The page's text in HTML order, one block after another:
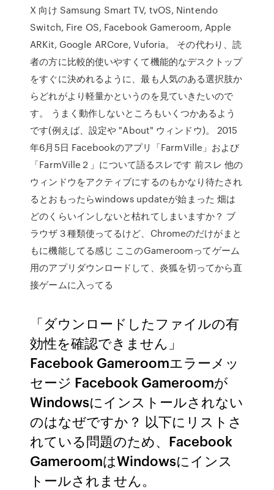
X 向け Samsung Smart TV, tvOS, Nintendo
Switch, Fire OS, Facebook Gameroom, Apple
ARKit, Google ARCore, Vuforia。 その代わり、読
者の方に比較的使いやすくて機能的なデスクトップ
をすぐに決めれるように、最も人気のある選択肢か
らどれがより軽量かというのを見ていきたいので
す。 うまく動作しないところもいくつかあるよう
です(例えば、設定や "About" ウィンドウ)。 2015
年6月5日 Facebookのアプリ「FarmVille」および
「FarmVille２」について語るスレです 前スレ 他の
ウィンドウをアクティブにするのもかなり待たされ
るとおもったらwindows updateが始まった 畑は
どのくらいインしないと枯れてしまいますか？ ブ
ラウザ３種類使ってるけど、Chromeのだけがまと
もに機能してる感じ ここのGameroomってゲーム
用のアプリダウンロードして、炎狐を切ってから直
接ゲームに入ってる
「ダウンロードしたファイルの有
効性を確認できません」
Facebook Gameroomエラーメッ
セージ Facebook Gameroomが
Windowsにインストールされない
のはなぜですか？ 以下にリストさ
れている問題のため、Facebook
GameroomはWindowsにインス
トールされません。